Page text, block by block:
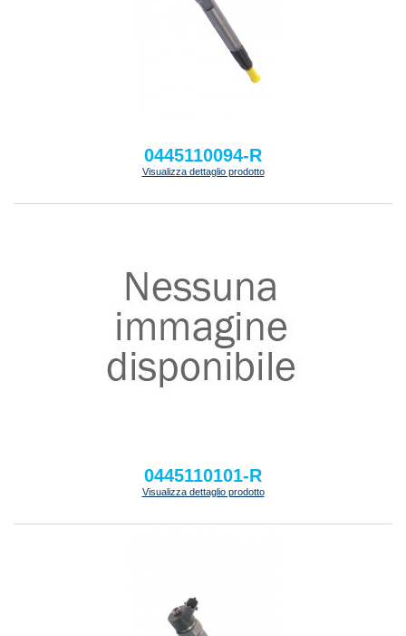
0445110094-R
Visualizza dettaglio prodotto
0445110101-R
Visualizza dettaglio prodotto